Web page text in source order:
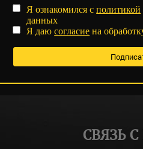
Я ознакомился сполитикой
данных
Я даюсогласие на
СВЯЗЬ